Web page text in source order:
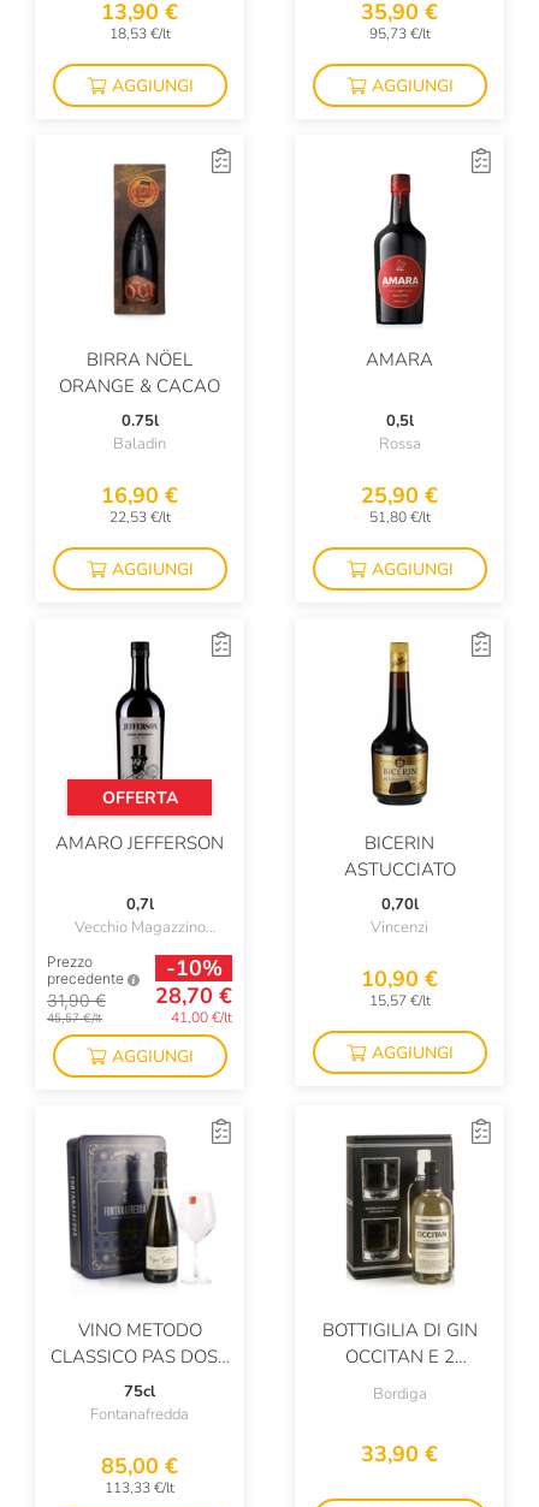
13,90 €
18,53 €/lt
AGGIUNGI
35,90 €
95,73 €/lt
AGGIUNGI
BIRRA NÖEL
ORANGE & CACAO
0.75l
Baladin
16,90 €
22,53 €/lt
AGGIUNGI
AMARA
0,5l
Rossa
25,90 €
51,80 €/lt
AGGIUNGI
OFFERTA
AMARO JEFFERSON
0,7l
Vecchio Magazzino
Doganale
Prezzo
precedente
31,90 €
45,57 €/lt
-10%
28,70 €
41,00 €/lt
AGGIUNGI
BICERIN
ASTUCCIATO
0,70l
Vincenzi
10,90 €
15,57 €/lt
AGGIUNGI
VINO METODO
CLASSICO PAS DOSÉ
RISERVA ALTA
LANGA
75cl
Fontanafredda
85,00 €
113,33 €/lt
BOTTIGILIA DI GIN
OCCITAN E 2
BICCHIERI
Bordiga
33,90 €